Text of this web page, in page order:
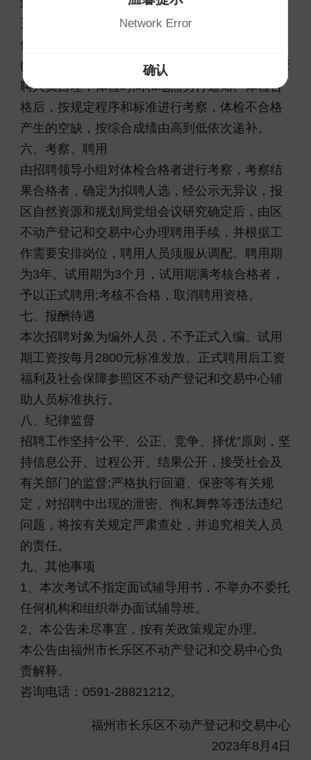
潜质。
五、体检
体检标准及项目参照《公务员录用体检通用标准
(试行)》执行。体检在指定的医院进行，费用由应
聘人员自理，体检时间和地点另行通知。体检合
格后，按规定程序和标准进行考察，体检不合格
产生的空缺，按综合成绩由高到低依次递补。
六、考察、聘用
由招聘领导小组对体检合格者进行考察，考察结
果合格者，确定为拟聘人选，经公示无异议，报
区自然资源和规划局党组会议研究确定后，由区
不动产登记和交易中心办理聘用手续，并根据工
作需要安排岗位，聘用人员须服从调配。聘用期
为3年。试用期为3个月，试用期满考核合格者，
予以正式聘用;考核不合格，取消聘用资格。
七、报酬待遇
本次招聘对象为编外人员，不予正式入编。试用
期工资按每月2800元标准发放。正式聘用后工资
福利及社会保障参照区不动产登记和交易中心辅
助人员标准执行。
八、纪律监督
招聘工作坚持“公平、公正、竞争、择优”原则，坚
持信息公开、过程公开、结果公开，接受社会及
有关部门的监督;严格执行回避、保密等有关规
定，对招聘中出现的泄密、徇私舞弊等违法违纪
问题，将按有关规定严肃查处，并追究相关人员
的责任。
九、其他事项
1、本次考试不指定面试辅导用书，不举办不委托
任何机构和组织举办面试辅导班。
2、本公告未尽事宜，按有关政策规定办理。
本公告由福州市长乐区不动产登记和交易中心负
责解释。
咨询电话：0591-28821212。
福州市长乐区不动产登记和交易中心
2023年8月4日
Network Error
确认